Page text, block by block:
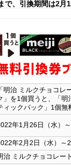
で、引換期間は2月
「明治 ミルクチョコレ
」を1個買うと、「明
ィックパック」1個無
年1月26日（水）～
年2月2日（水）～2
治 ミルクチョコレー